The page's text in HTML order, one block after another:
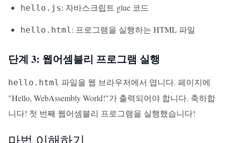
hello.js: 자바스크립트 glue 코드
hello.html: 프로그램을 실행하는 HTML 파일
단계 3: 웹어셈블리 프로그램 실행
hello.html 파일을 웹 브라우저에서 엽니다. 페이지에
"Hello, WebAssembly World!"가 출력되어야 합니다. 축하합
니다! 첫 번째 웹어셈블리 프로그램을 실행했습니다!